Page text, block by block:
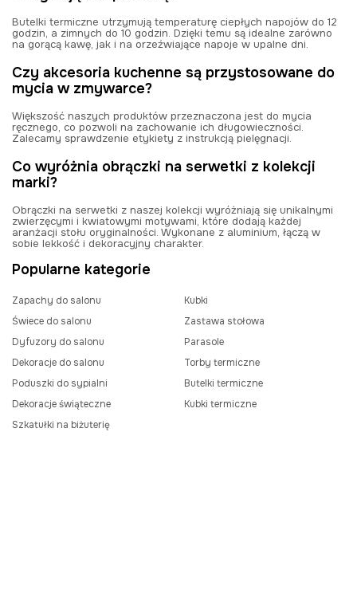
Butelki termiczne utrzymują temperaturę ciepłych napojów do 12
godzin, a zimnych do 10 godzin. Dzięki temu są idealne zarówno
na gorącą kawę, jak i na orzeźwiające napoje w upalne dni.
Czy akcesoria kuchenne są przystosowane do
mycia w zmywarce?
Większość naszych produktów przeznaczona jest do mycia
ręcznego, co pozwoli na zachowanie ich długowieczności.
Zalecamy sprawdzenie etykiety z instrukcją pielęgnacji.
Co wyróżnia obrączki na serwetki z kolekcji
marki?
Obrączki na serwetki z naszej kolekcji wyróżniają się unikalnymi
zwierzęcymi i kwiatowymi motywami, które dodają każdej
aranżacji stołu oryginalności. Wykonane z aluminium, łączą w
sobie lekkość i dekoracyjny charakter.
Popularne kategorie
Zapachy do salonu
Świece do salonu
Dyfuzory do salonu
Dekoracje do salonu
Poduszki do sypialni
Dekoracje świąteczne
Szkatułki na biżuterię
Kubki
Zastawa stołowa
Parasole
Torby termiczne
Butelki termiczne
Kubki termiczne